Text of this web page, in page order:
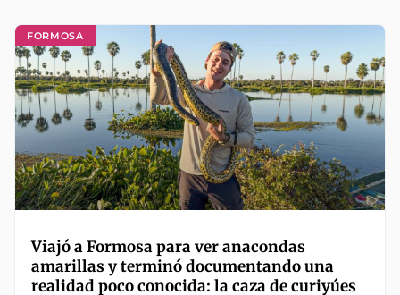
FORMOSA
Viajó a Formosa para ver anacondas
amarillas y terminó documentando una
realidad poco conocida: la caza de curiyúes